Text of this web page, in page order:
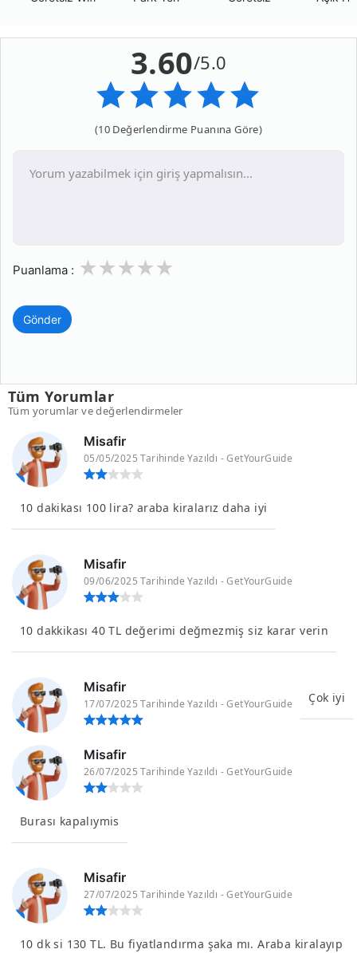
3.60/5.0
(10 Değerlendirme Puanına Göre)
Puanlama : 3
2
1
Gönder
Tüm Yorumlar
Tüm yorumlar ve değerlendirmeler
Misafir
05/05/2025 Tarihinde Yazıldı - GetYourGuide
10 dakikası 100 lira? araba kiralarız daha iyi
Misafir
09/06/2025 Tarihinde Yazıldı - GetYourGuide
10 dakkikası 40 TL değerimi değmezmiş siz karar verin
Misafir
17/07/2025 Tarihinde Yazıldı - GetYourGuide Çok iyi
Misafir
26/07/2025 Tarihinde Yazıldı - GetYourGuide
Burası kapalıymis
Misafir
27/07/2025 Tarihinde Yazıldı - GetYourGuide
10 dk si 130 TL. Bu fiyatlandırma şaka mı. Araba kiralayıp